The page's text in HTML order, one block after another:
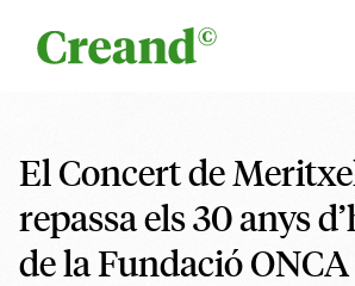
El Concert de
repassa els 30 anys
de la Fundació ONCA